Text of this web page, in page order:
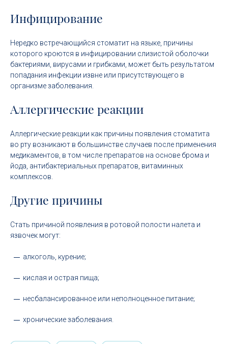
Инфицирование
Нередко встречающийся стоматит на языке, причины
которого кроются в инфицировании слизистой оболочки
бактериями, вирусами и грибками, может быть результатом
попадания инфекции извне или присутствующего в
организме заболевания.
Аллергические реакции
Аллергические реакции как причины появления стоматита
во рту возникают в большинстве случаев после применения
медикаментов, в том числе препаратов на основе брома и
йода, антибактериальных препаратов, витаминных
комплексов.
Другие причины
Стать причиной появления в ротовой полости налета и
язвочек могут:
алкоголь, курение;
кислая и острая пища;
несбалансированное или неполноценное питание;
хронические заболевания.